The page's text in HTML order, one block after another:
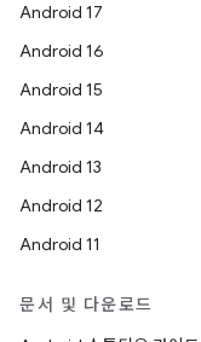
Android 17
Android 16
Android 15
Android 14
Android 13
Android 12
Android 11
문서 및 다운로드